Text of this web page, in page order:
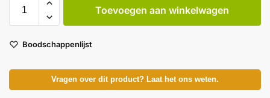
Toevoegen aan winkelwagen
Boodschappenlijst
Vragen over dit product? Laat het ons weten.